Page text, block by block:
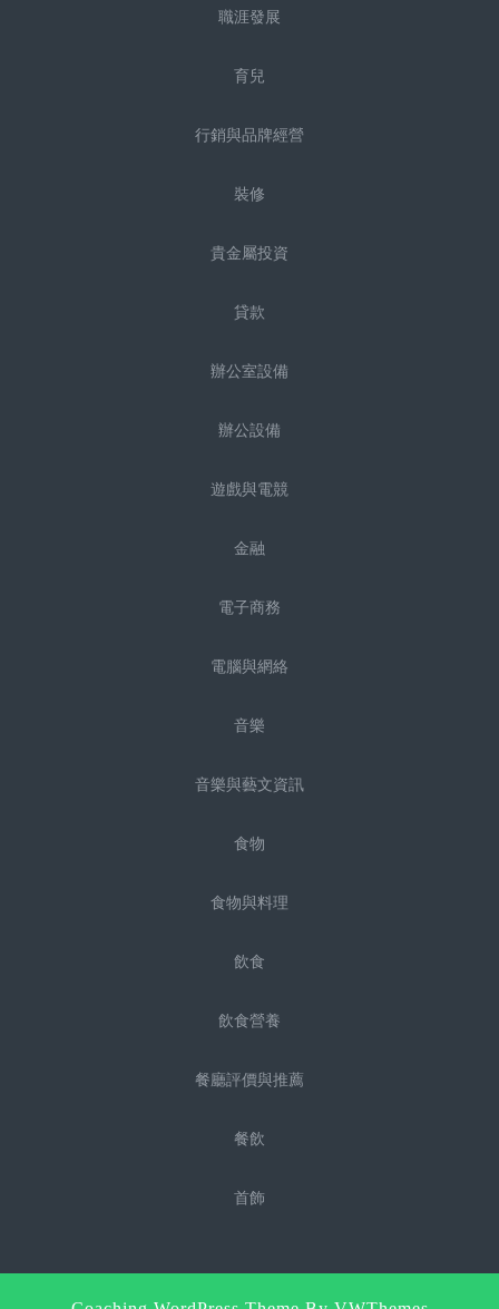
職涯發展
育兒
行銷與品牌經營
裝修
貴金屬投資
貸款
辦公室設備
辦公設備
遊戲與電競
金融
電子商務
電腦與網絡
音樂
音樂與藝文資訊
食物
食物與料理
飲食
飲食營養
餐廳評價與推薦
餐飲
首飾